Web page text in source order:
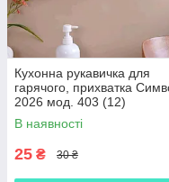
Кухонна рукавичка для
гарячого, прихватка
2026 мод. 403 (12)
В наявності
25 ₴ 30 ₴